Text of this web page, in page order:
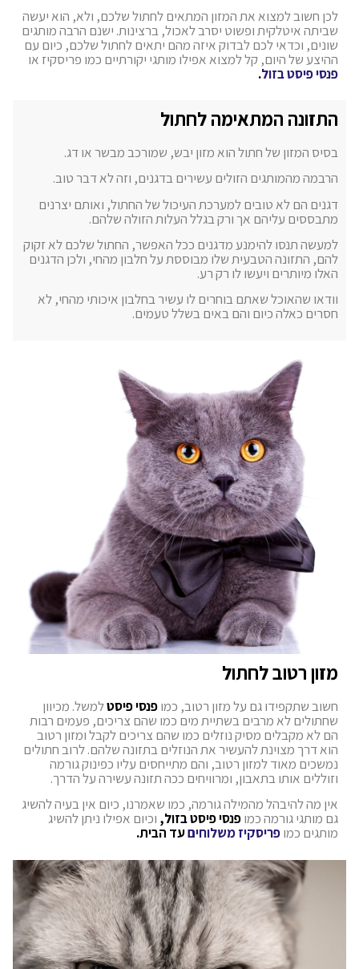
לכן חשוב למצוא את המזון המתאים לחתול שלכם, ולא, הוא יעשה
שביתה איטלקית ופשוט יסרב לאכול, ברצינות. ישנם הרבה מותגים
שונים, וכדאי לכם לבדוק איזה מהם יתאים לחתול שלכם, כיום עם
ההיצע של היום, קל למצוא אפילו מותגי יקורתיים כמו פריסקיז או
פנסי פיסט בזול.
התזונה המתאימה לחתול
בסיס המזון של חתול הוא מזון יבש, שמורכב מבשר או דג.
הרבמה מהמותגים הזולים עשירים בדגנים, וזה לא דבר טוב.
דגנים הם לא טובים למערכת העיכול של החתול, ואותם יצרנים
מתבססים עליהם אך ורק בגלל העלות הזולה שלהם.
למעשה תנסו להימנע מדגנים ככל האפשר, החתול שלכם לא זקוק
להם, התזונה הטבעית שלו מבוססת על חלבון מהחי, ולכן הדגנים
האלו מיותרים ויעשו לו רק רע.
וודאו שהאוכל שאתם בוחרים לו עשיר בחלבון איכותי מהחי, לא
חסרים כאלה כיום והם באים בשלל טעמים.
מזון רטוב לחתול
חשוב שתקפידו גם על מזון רטוב, כמופנסי פיסטלמשל. מכיוון
שחתולים לא מרבים בשתיית מים כמו שהם צריכים, פעמים רבות
הם לא מקבלים מסיק נוזלים כמו שהם צריכים לקבל ומזון רטוב
הוא דרך מצוינת להעשיר את הנוזלים בתזונה שלהם. לרוב חתולים
נמשכים מאוד למזון רטוב, והם מתייחסים עליו כפינוק גורמה
וזוללים אותו בתאבון, ומרוויחים ככה תזונה עשירה על הדרך.
אין מה להיבהל מהמילה גורמה, כמו שאמרנו, כיום אין בעיה להשיג
גם מותגי גורמה כמופנסי פיסט בזול, וכיום אפילו ניתן להשיג
מותגים כמופריסקיז משלוחיםעד הבית.